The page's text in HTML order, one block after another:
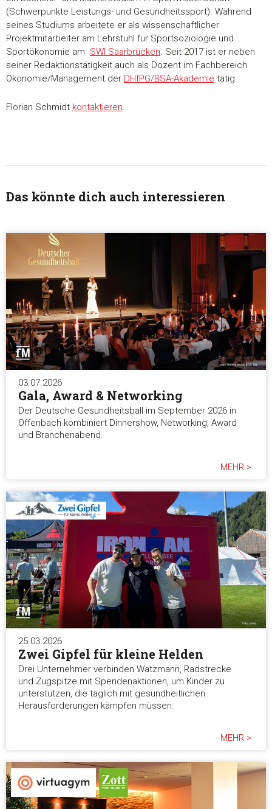
(Schwerpunkte Leistungs- und Gesundheitssport). Während
seines Studiums arbeitete er als wissenschaftlicher
Projektmitarbeiter am Lehrstuhl für Sportsoziologie und
Sportökonomie am SWI Saarbrücken. Seit 2017 ist er neben
seiner Redaktionstätigkeit auch als Dozent im Fachbereich
Ökonomie/Management der DHfPG/BSA-Akademie tätig.
Florian Schmidt kontaktieren
Das könnte dich auch interessieren
03.07.2026
Gala, Award & Networking
Der Deutsche Gesundheitsball im September 2026 in
Offenbach kombiniert Dinnershow, Networking, Award
und Branchenabend.
MEHR >
25.03.2026
Zwei Gipfel für kleine Helden
Drei Unternehmer verbinden Watzmann, Radstrecke
und Zugspitze mit Spendenaktionen, um Kinder zu
unterstützen, die täglich mit gesundheitlichen
Herausforderungen kämpfen müssen.
MEHR >